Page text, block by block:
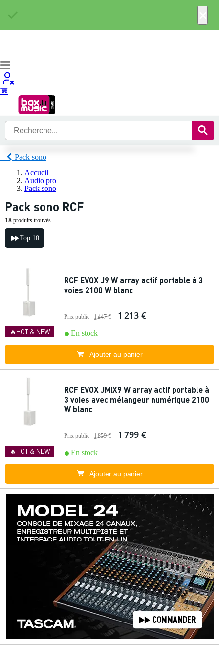
Pack sono
Accueil
Audio pro
Pack sono
Pack sono RCF
18 produits trouvés.
Top 10
🔥HOT & NEW
RCF EVOX J9 W array actif portable à 3
voies 2100 W blanc
Prix public 1 447 € 1 213 €
En stock
Ajouter au panier
🔥HOT & NEW
RCF EVOX JMIX9 W array actif portable à
3 voies avec mélangeur numérique 2100
W blanc
Prix public 1 859 € 1 799 €
En stock
Ajouter au panier